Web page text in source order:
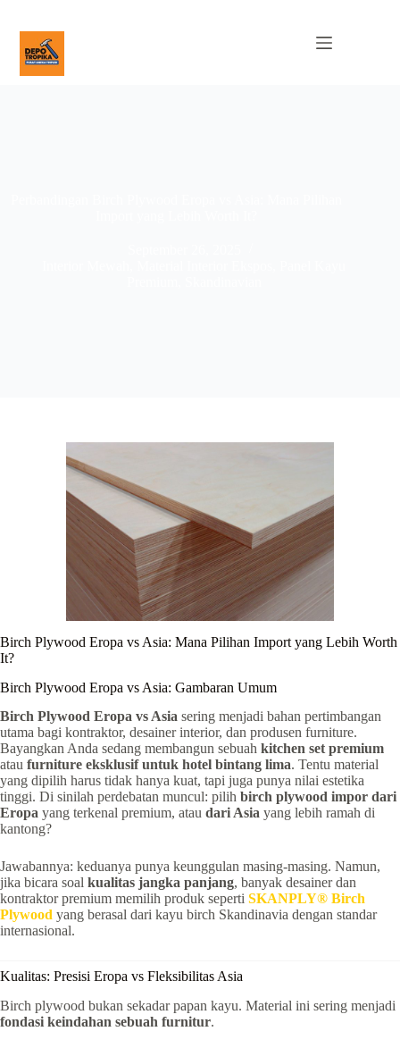
Birch Plywood Eropa vs Asia: Mana Pilihan Import yang Lebih Worth
It?
Birch Plywood Eropa vs Asia: Gambaran Umum
Birch Plywood Eropa vs Asia sering menjadi bahan pertimbangan
utama bagi kontraktor, desainer interior, dan produsen furniture.
Bayangkan Anda sedang membangun sebuah kitchen set premium
atau furniture eksklusif untuk hotel bintang lima. Tentu material
yang dipilih harus tidak hanya kuat, tapi juga punya nilai estetika
tinggi. Di sinilah perdebatan muncul: pilih birch plywood impor dari
Eropa yang terkenal premium, atau dari Asia yang lebih ramah di
kantong?
Jawabannya: keduanya punya keunggulan masing-masing. Namun,
jika bicara soal kualitas jangka panjang, banyak desainer dan
kontraktor premium memilih produk seperti SKANPLY® Birch
Plywood yang berasal dari kayu birch Skandinavia dengan standar
internasional.
Kualitas: Presisi Eropa vs Fleksibilitas Asia
Birch plywood bukan sekadar papan kayu. Material ini sering menjadi
fondasi keindahan sebuah furnitur.